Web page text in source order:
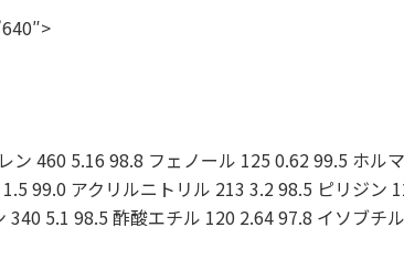
ン 460 5.16 98.8 フェノール 125 0.62 99.5 ホル
99.0 アクリルニトリル 213 3.2 98.5 ピリジン
340 5.1 98.5 酢酸エチル 120 2.64 97.8 イソブチ